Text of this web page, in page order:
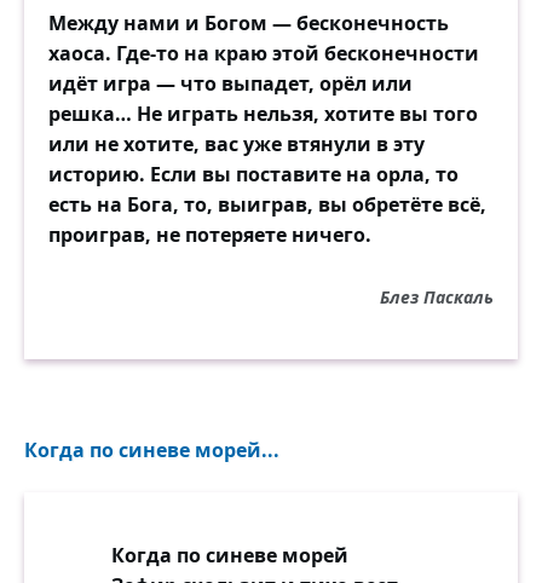
у него позади
на краю темноты,
словно сердце в груди.
Натуральная тьма
наступает опять,
как движенье ума
от метафоры вспять,
Между нами и Богом — бесконечность
хаоса. Где-то на краю этой бесконечности
идёт игра — что выпадет, орёл или
решка… Не играть нельзя, хотите вы того
или не хотите, вас уже втянули в эту
историю. Если вы поставите на орла, то
есть на Бога, то, выиграв, вы обретёте всё,
проиграв, не потеряете ничего.
Блез Паскаль
Когда по синеве морей...
Когда по синеве морей